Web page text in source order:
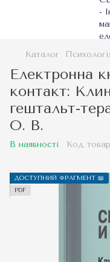
Каталог
Електронна
контакт:
гештальт-
О. В.
В наявності Код
ДОСТУПНИЙ ФРАГМЕНТ 📖
PDF